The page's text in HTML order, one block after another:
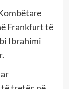
Frankfurt të
Ibrahimi